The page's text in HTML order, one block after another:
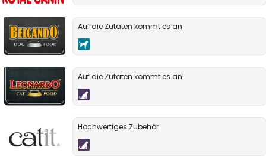
Auf die Zutaten kommt es an
Auf die Zutaten kommt es an!
Hochwertiges Zubehör